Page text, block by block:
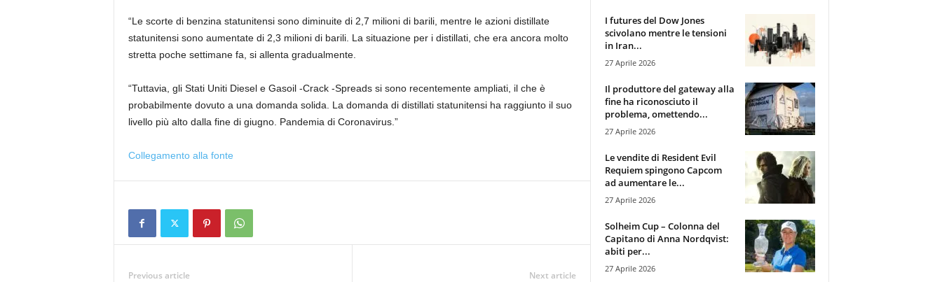
“Le scorte di benzina statunitensi sono diminuite di 2,7 milioni di barili, mentre le azioni distillate
statunitensi sono aumentate di 2,3 milioni di barili. La situazione per i distillati, che era ancora molto
stretta poche settimane fa, si allenta gradualmente.
“Tuttavia, gli Stati Uniti Diesel e Gasoil -Crack -Spreads si sono recentemente ampliati, il che è
probabilmente dovuto a una domanda solida. La domanda di distillati statunitensi ha raggiunto il suo
livello più alto dalla fine di giugno. Pandemia di Coronavirus.”
Collegamento alla fonte
Previous article Next article
I futures del Dow Jones
scivolano mentre le tensioni
in Iran...
27 Aprile 2026
Il produttore del gateway alla
fine ha riconosciuto il
problema, omettendo...
27 Aprile 2026
Le vendite di Resident Evil
Requiem spingono Capcom
ad aumentare le...
27 Aprile 2026
Solheim Cup – Colonna del
Capitano di Anna Nordqvist:
abiti per...
27 Aprile 2026